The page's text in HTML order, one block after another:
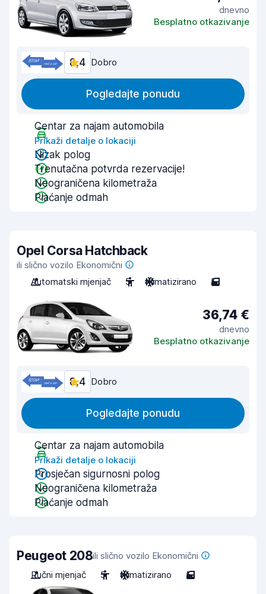
dnevno
Besplatno otkazivanje
8,4 Dobro
Pogledajte ponudu
Centar za najam automobila
Prikaži detalje o lokaciji
Nizak polog
Trenutačna potvrda rezervacije!
Neograničena kilometraža
Plaćanje odmah
Opel Corsa Hatchback
ili slično vozilo Ekonomični
Automatski mjenjač
5 Klimatizirano 5
36,74 €
dnevno
Besplatno otkazivanje
8,4 Dobro
Pogledajte ponudu
Centar za najam automobila
Prikaži detalje o lokaciji
Prosječan sigurnosni polog
Neograničena kilometraža
Plaćanje odmah
Peugeot 208ili slično vozilo Ekonomični
Ručni mjenjač
5 Klimatizirano 5